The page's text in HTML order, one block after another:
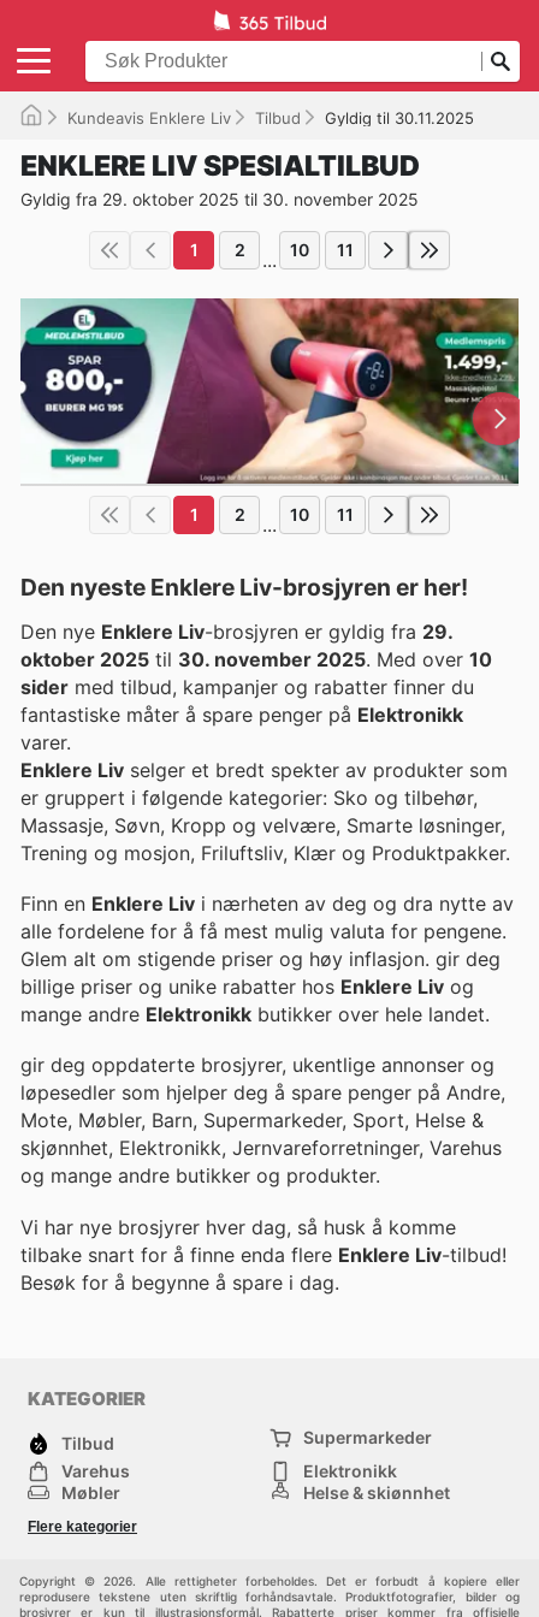
Kundeavis Enklere Liv Tilbud Gyldig til 30.11.2025
ENKLERE LIV SPESIALTILBUD
Gyldig fra 29. oktober 2025 til 30. november 2025
1 2 ... 10 11
1 2 ... 10 11
Den nyeste Enklere Liv-brosjyren er her!
Den nye Enklere Liv-brosjyren er gyldig fra 29.
oktober 2025 til 30. november 2025. Med over 10
sider med tilbud, kampanjer og rabatter finner du
fantastiske måter å spare penger på Elektronikk
varer.
Enklere Liv selger et bredt spekter av produkter som
er gruppert i følgende kategorier: Sko og tilbehør,
Massasje, Søvn, Kropp og velvære, Smarte løsninger,
Trening og mosjon, Friluftsliv, Klær og Produktpakker.
Finn en Enklere Liv i nærheten av deg og dra nytte av
alle fordelene for å få mest mulig valuta for pengene.
Glem alt om stigende priser og høy inflasjon. gir deg
billige priser og unike rabatter hos Enklere Liv og
mange andre Elektronikk butikker over hele landet.
gir deg oppdaterte brosjyrer, ukentlige annonser og
løpesedler som hjelper deg å spare penger på Andre,
Mote, Møbler, Barn, Supermarkeder, Sport, Helse &
skjønnhet, Elektronikk, Jernvareforretninger, Varehus
og mange andre butikker og produkter.
Vi har nye brosjyrer hver dag, så husk å komme
tilbake snart for å finne enda flere Enklere Liv-tilbud!
Besøk for å begynne å spare i dag.
KATEGORIER
Tilbud
Supermarkeder
Varehus
Elektronikk
Møbler
Helse & skjønnhet
Sport
Flere kategorier
Copyright © 2026. Alle rettigheter forbeholdes. Det er forbudt å kopiere eller
reprodusere tekstene uten skriftlig forhåndsavtale. Produktfotografier, bilder og
brosjyrer er kun til illustrasjonsformål. Rabatterte priser kommer fra offisielle